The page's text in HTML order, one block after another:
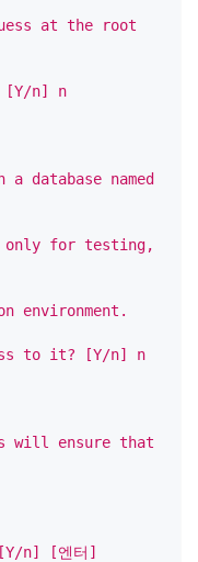
at the root
[Y/n] n
database named
only for testing,
environment.
to it? [Y/n] n
will ensure that
n] [엔터]